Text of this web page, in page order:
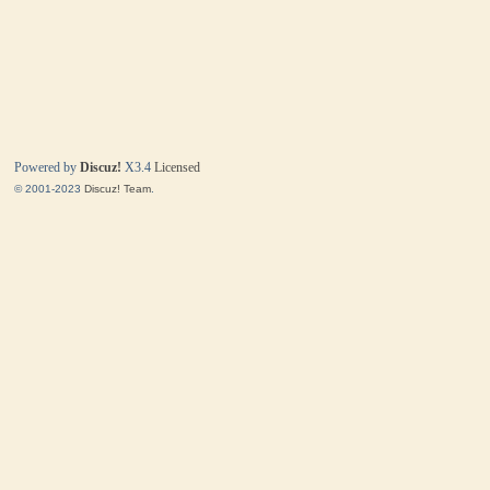
Powered byDiscuz! X3.4 Licensed
© 2001-2023Discuz! Team